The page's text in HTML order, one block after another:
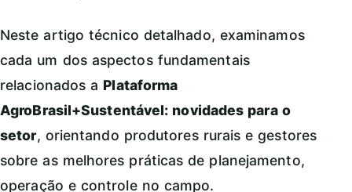
Neste artigo técnico detalhado, examinamos
cada um dos aspectos fundamentais
relacionados a Plataforma
AgroBrasil+Sustentável: novidades para o
setor, orientando produtores rurais e gestores
sobre as melhores práticas de planejamento,
operação e controle no campo.